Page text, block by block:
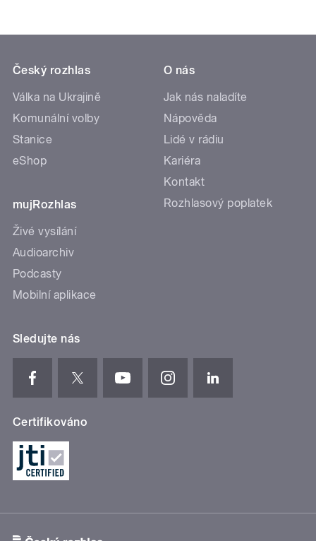
Český rozhlas
Válka na Ukrajině
Komunální volby
Stanice
eShop
mujRozhlas
Živé vysílání
Audioarchiv
Podcasty
Mobilní aplikace
O nás
Jak nás naladíte
Nápověda
Lidé v rádiu
Kariéra
Kontakt
Rozhlasový poplatek
Sledujte nás
Certifikováno